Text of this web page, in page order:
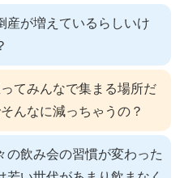
産が増えているらしいけ
てみんなで集まる場所だ
んなに減っちゃうの？
の飲み会の習慣が変わった